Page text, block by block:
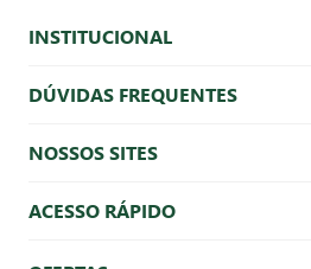
INSTITUCIONAL
DÚVIDAS FREQUENTES
NOSSOS SITES
ACESSO RÁPIDO